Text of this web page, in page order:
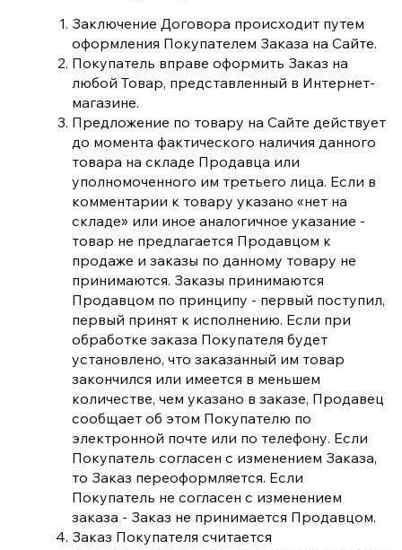
Заключение Договора происходит путем
оформления Покупателем Заказа на Сайте.
Покупатель вправе оформить Заказ на
любой Товар, представленный в Интернет-
магазине.
Предложение по товару на Сайте действует
до момента фактического наличия данного
товара на складе Продавца или
уполномоченного им третьего лица. Если в
комментарии к товару указано «нет на
складе» или иное аналогичное указание -
товар не предлагается Продавцом к
продаже и заказы по данному товару не
принимаются. Заказы принимаются
Продавцом по принципу - первый поступил,
первый принят к исполнению. Если при
обработке заказа Покупателя будет
установлено, что заказанный им товар
закончился или имеется в меньшем
количестве, чем указано в заказе, Продавец
сообщает об этом Покупателю по
электронной почте или по телефону. Если
Покупатель согласен с изменением Заказа,
то Заказ переоформляется. Если
Покупатель не согласен с изменением
заказа - Заказ не принимается Продавцом.
Заказ Покупателя считается